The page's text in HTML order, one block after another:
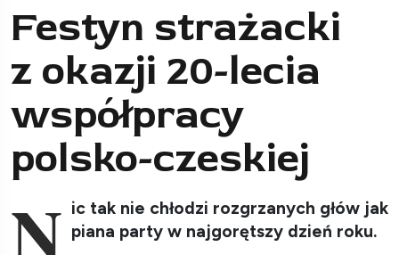
Festyn strażacki
z okazji 20-lecia
współpracy
polsko-czeskiej
ic tak nie chłodzi rozgrzanych głów jak
piana party w najgorętszy dzień roku.